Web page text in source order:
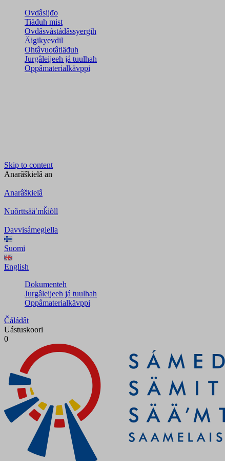
Ovdâsijđo
Tiäđuh mist
Ovdâsvástádâssyergih
Äigikyevdil
Ohtâvuotâtiäđuh
Jurgâleijeeh já tuulhah
Oppâmaterialkävppi
Skip to content
Anarâškielâ an
Anarâškielâ
Nuõrttsääʹmǩiõll
Davvisámegiella
Suomi
English
Dokumenteh
Jurgâleijeeh já tuulhah
Oppâmaterialkävppi
Čáládât
Uástuskoori
0